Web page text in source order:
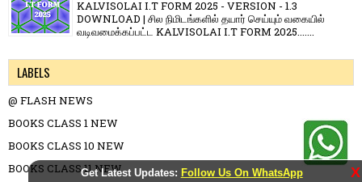
Get Latest Updates: Follow Us On WhatsApp X
KALVISOLAI I.T FORM 2025 - VERSION - 1.3
DOWNLOAD | சில நிமிடங்களில் தயார் செய்யும் வகையில்
வடிவமைக்கப்பட்ட KALVISOLAI I.T FORM 2025.......
LABELS
@ FLASH NEWS
BOOKS CLASS 1 NEW
BOOKS CLASS 10 NEW
BOOKS CLASS 11 NEW